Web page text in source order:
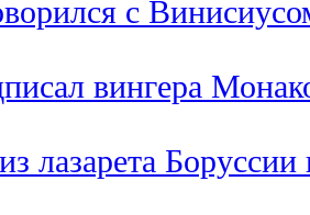
с
вингера
лазарета